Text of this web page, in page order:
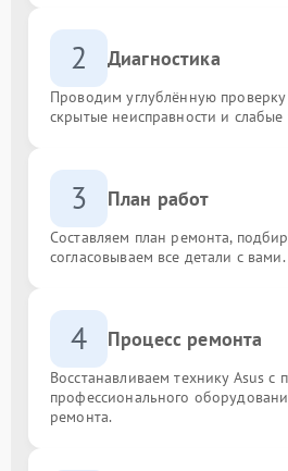
2 Диагностика
Проводим углублённую проверку
скрытые неисправности и слабые
3 План работ
Составляем план ремонта,
согласовываем все детали с вами.
4 Процесс ремонта
Восстанавливаем технику Asus с
профессионального
ремонта.